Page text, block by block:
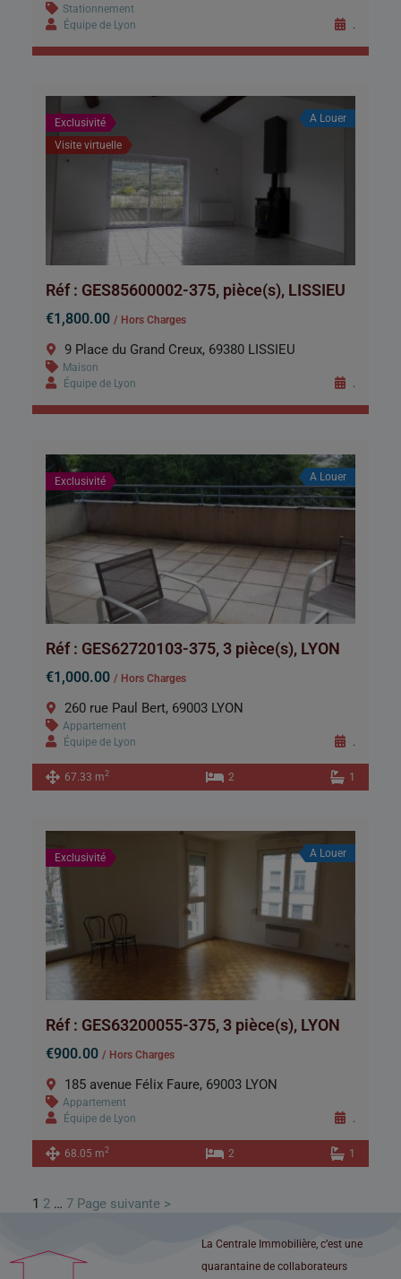
Stationnement
Équipe de Lyon
.
Exclusivité
Visite virtuelle
A Louer
Réf : GES85600002-375, pièce(s), LISSIEU
€1,800.00 / Hors Charges
9 Place du Grand Creux, 69380 LISSIEU
Maison
Équipe de Lyon
Exclusivité A Louer
Réf : GES62720103-375, 3 pièce(s), LYON
€1,000.00 / Hors Charges
260 rue Paul Bert, 69003 LYON
Appartement
Équipe de Lyon
67.33 m2 2 1
Exclusivité A Louer
Réf : GES63200055-375, 3 pièce(s), LYON
€900.00 / Hors Charges
185 avenue Félix Faure, 69003 LYON
Appartement
Équipe de Lyon
68.05 m2 2 1
1 2 … 7 Page suivante >
La Centrale Immobilière, c’est une
quarantaine de collaborateurs